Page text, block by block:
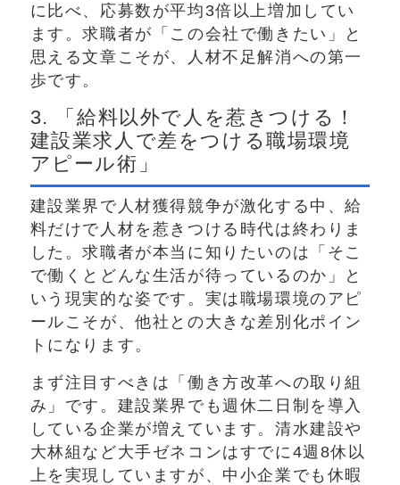
に比べ、応募数が平均3倍以上増加してい
ます。求職者が「この会社で働きたい」と
思える文章こそが、人材不足解消への第一
歩です。
3. 「給料以外で人を惹きつける！
建設業求人で差をつける職場環境
アピール術」
建設業界で人材獲得競争が激化する中、給
料だけで人材を惹きつける時代は終わりま
した。求職者が本当に知りたいのは「そこ
で働くとどんな生活が待っているのか」と
いう現実的な姿です。実は職場環境のアピ
ールこそが、他社との大きな差別化ポイン
トになります。
まず注目すべきは「働き方改革への取り組
み」です。建設業界でも週休二日制を導入
している企業が増えています。清水建設や
大林組など大手ゼネコンはすでに4週8休以
上を実現していますが、中小企業でも休暇